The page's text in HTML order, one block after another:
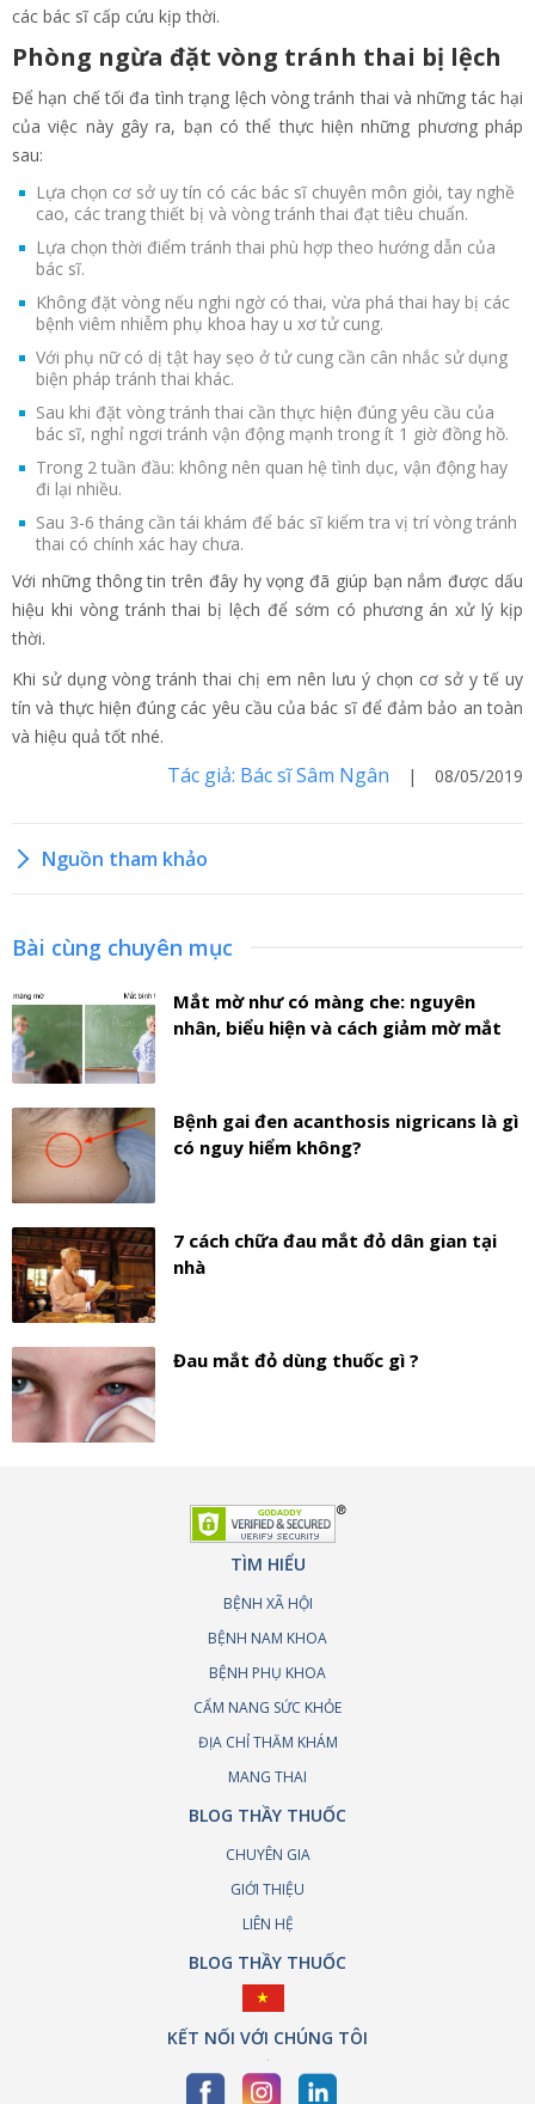
các bác sĩ cấp cứu kịp thời.
Phòng ngừa đặt vòng tránh thai bị lệch
Để hạn chế tối đa tình trạng lệch vòng tránh thai và những tác hại
của việc này gây ra, bạn có thể thực hiện những phương pháp
sau:
Lựa chọn cơ sở uy tín có các bác sĩ chuyên môn giỏi, tay nghề
cao, các trang thiết bị và vòng tránh thai đạt tiêu chuẩn.
Lựa chọn thời điểm tránh thai phù hợp theo hướng dẫn của
bác sĩ.
Không đặt vòng nếu nghi ngờ có thai, vừa phá thai hay bị các
bệnh viêm nhiễm phụ khoa hay u xơ tử cung.
Với phụ nữ có dị tật hay sẹo ở tử cung cần cân nhắc sử dụng
biện pháp tránh thai khác.
Sau khi đặt vòng tránh thai cần thực hiện đúng yêu cầu của
bác sĩ, nghỉ ngơi tránh vận động mạnh trong ít 1 giờ đồng hồ.
Trong 2 tuần đầu: không nên quan hệ tình dục, vận động hay
đi lại nhiều.
Sau 3-6 tháng cần tái khám để bác sĩ kiểm tra vị trí vòng tránh
thai có chính xác hay chưa.
Với những thông tin trên đây hy vọng đã giúp bạn nắm được dấu
hiệu khi vòng tránh thai bị lệch để sớm có phương án xử lý kịp
thời.
Khi sử dụng vòng tránh thai chị em nên lưu ý chọn cơ sở y tế uy
tín và thực hiện đúng các yêu cầu của bác sĩ để đảm bảo an toàn
và hiệu quả tốt nhé.
Tác giả: Bác sĩ Sâm Ngân | 08/05/2019
Nguồn tham khảo
Bài cùng chuyên mục
Mắt mờ như có màng che: nguyên
nhân, biểu hiện và cách giảm mờ mắt
Bệnh gai đen acanthosis nigricans là gì
có nguy hiểm không?
7 cách chữa đau mắt đỏ dân gian tại
nhà
Đau mắt đỏ dùng thuốc gì ?
TÌM HIỂU
BỆNH XÃ HỘI
BỆNH NAM KHOA
BỆNH PHỤ KHOA
CẨM NANG SỨC KHỎE
ĐỊA CHỈ THĂM KHÁM
MANG THAI
BLOG THẦY THUỐC
CHUYÊN GIA
GIỚI THIỆU
LIÊN HỆ
BLOG THẦY THUỐC
KẾT NỐI VỚI CHÚNG TÔI